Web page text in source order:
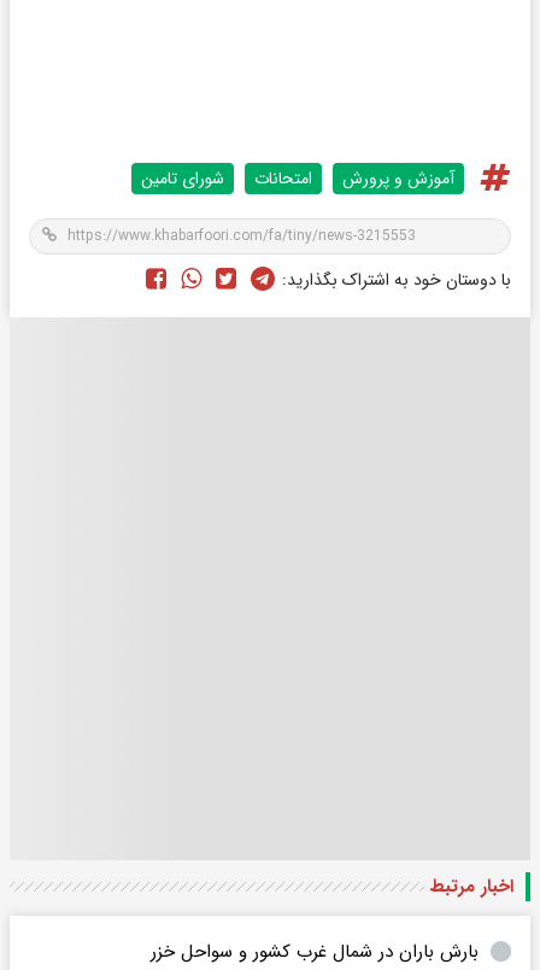
آموزش و پرورش امتحانات شورای تامین
با دوستان خود به اشتراک بگذارید:
اخبار مرتبط
بارش باران در شمال غرب کشور و سواحل خزر